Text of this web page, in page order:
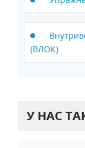
(ВЛОК)
У НАС